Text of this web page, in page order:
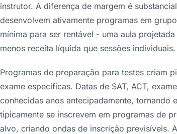
instrutor. A diferença de margem é
desenvolvem ativamente programas em
mínima para ser rentável - uma aula
menos receita líquida que sessões individuais.
Programas de preparação para testes criam
exame específicas. Datas de SAT, ACT,
conhecidas anos antecipadamente, tornando
tipicamente se inscrevem em programas de
alvo, criando ondas de inscrição previsíveis.